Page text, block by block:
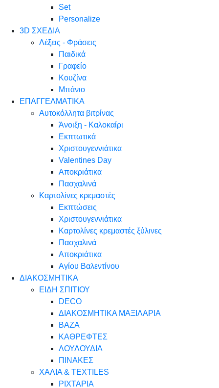
Set
Personalize
3D ΣΧΕΔΙΑ
Λέξεις - Φράσεις
Παιδικά
Γραφείο
Κουζίνα
Μπάνιο
ΕΠΑΓΓΕΛΜΑΤΙΚΑ
Αυτοκόλλητα βιτρίνας
Άνοιξη - Καλοκαίρι
Εκπτωτικά
Χριστουγεννιάτικα
Valentines Day
Αποκριάτικα
Πασχαλινά
Καρτολίνες κρεμαστές
Εκπτώσεις
Χριστουγεννιάτικα
Καρτολίνες κρεμαστές ξύλινες
Πασχαλινά
Αποκριάτικα
Αγίου Βαλεντίνου
ΔΙΑΚΟΣΜΗΤΙΚΑ
ΕΙΔΗ ΣΠΙΤΙΟΥ
DECO
ΔΙΑΚΟΣΜΗΤΙΚΑ ΜΑΞΙΛΑΡΙΑ
ΒΑΖΑ
ΚΑΘΡΕΦΤΕΣ
ΛΟΥΛΟΥΔΙΑ
ΠΙΝΑΚΕΣ
ΧΑΛΙΑ & TEXTILES
ΡΙΧΤΑΡΙΑ